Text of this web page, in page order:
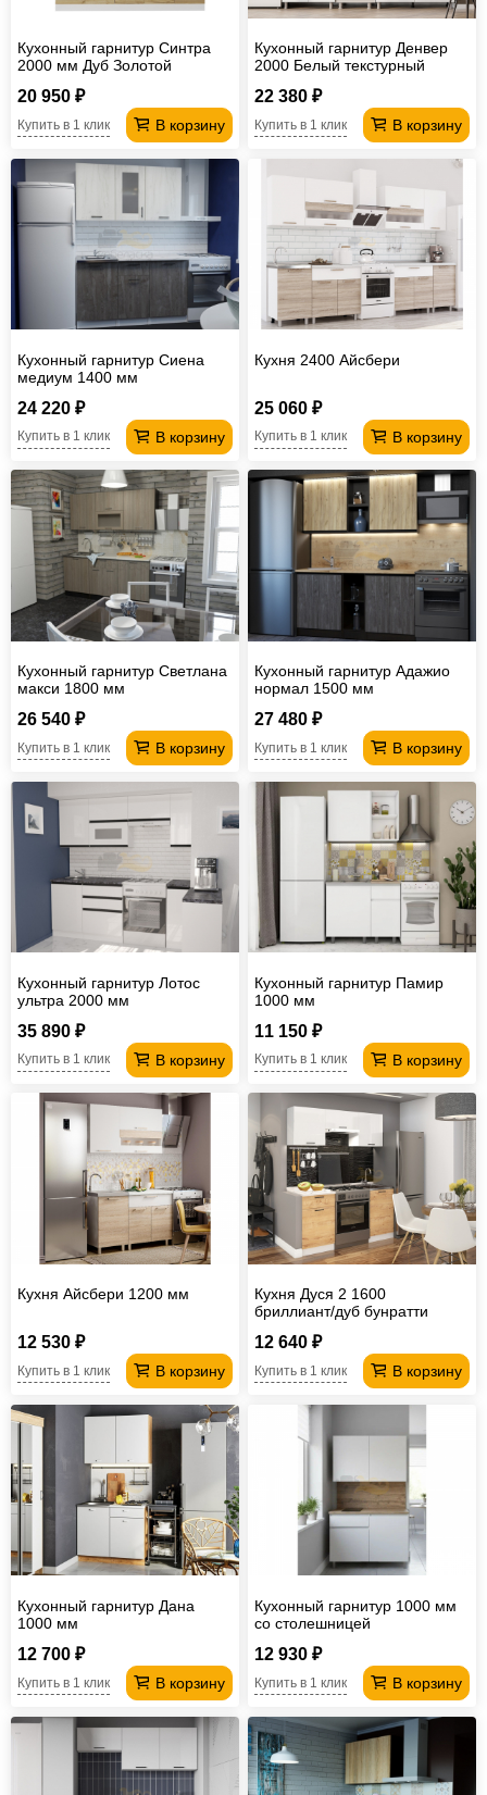
Кухонный гарнитур Синтра
2000 мм Дуб Золотой
20 950 ₽
В корзину
Купить в 1 клик
Кухонный гарнитур Денвер
2000 Белый текстурный
22 380 ₽
В корзину
Купить в 1 клик
Кухонный гарнитур Сиена
медиум 1400 мм
24 220 ₽
В корзину
Купить в 1 клик
Кухня 2400 Айсбери
25 060 ₽
В корзину
Купить в 1 клик
Кухонный гарнитур Светлана
макси 1800 мм
26 540 ₽
В корзину
Купить в 1 клик
Кухонный гарнитур Адажио
нормал 1500 мм
27 480 ₽
В корзину
Купить в 1 клик
Кухонный гарнитур Лотос
ультра 2000 мм
35 890 ₽
В корзину
Купить в 1 клик
Кухонный гарнитур Памир
1000 мм
11 150 ₽
В корзину
Купить в 1 клик
Кухня Айсбери 1200 мм
12 530 ₽
В корзину
Купить в 1 клик
Кухня Дуся 2 1600
бриллиант/дуб бунратти
12 640 ₽
В корзину
Купить в 1 клик
Кухонный гарнитур Дана
1000 мм
12 700 ₽
В корзину
Купить в 1 клик
Кухонный гарнитур 1000 мм
со столешницей
12 930 ₽
В корзину
Купить в 1 клик